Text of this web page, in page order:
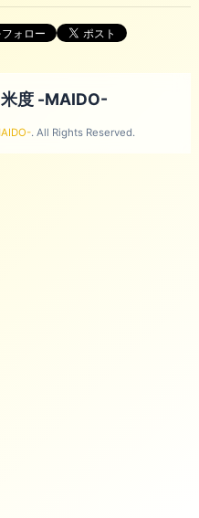
度 -MAIDO-
. All Rights Reserved.